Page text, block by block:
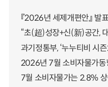
『2026년 세제개편안』 발
“초(超)성장+신(新)공간,
과기정통부, ‘누누티비 시
2026년 7월 소비자물가동
7월 소비자물가는 2.8%